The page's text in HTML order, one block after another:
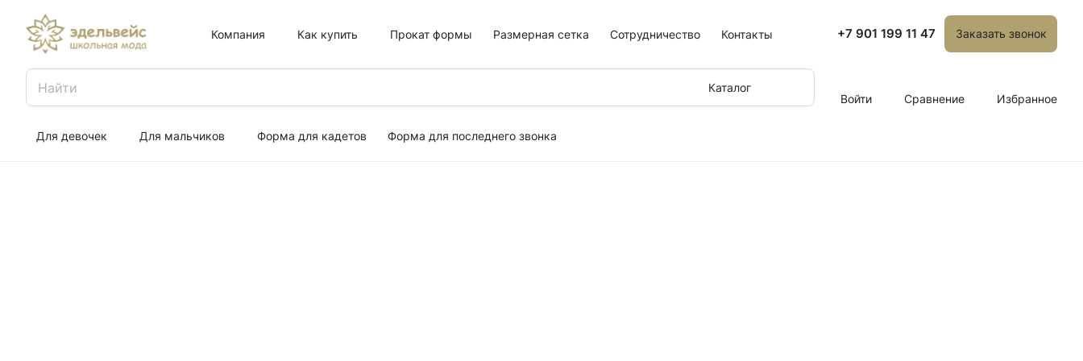
Компания Как купить Прокат формы Размерная сетка Сотрудничество Контакты +7 901 199 11 47 Заказать звонок
Каталог
Войти
Сравнение Избранное
Для девочек Для мальчиков Форма для кадетов Форма для последнего звонка